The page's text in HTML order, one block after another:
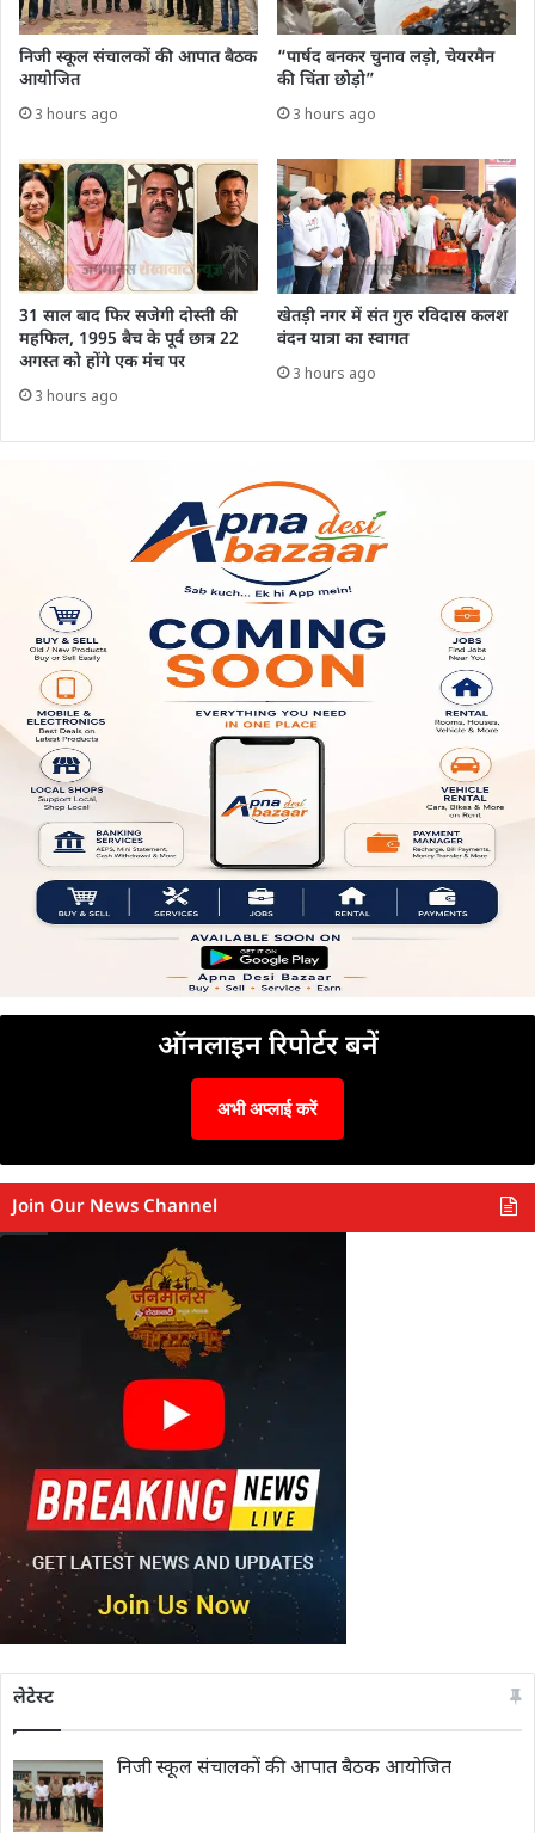
निजी स्कूल संचालकों की आपात बैठक
आयोजित
3 hours ago
“पार्षद बनकर चुनाव लड़ो, चेयरमैन
की चिंता छोड़ो”
3 hours ago
31 साल बाद फिर सजेगी दोस्ती की
महफिल, 1995 बैच के पूर्व छात्र 22
अगस्त को होंगे एक मंच पर
3 hours ago
खेतड़ी नगर में संत गुरु रविदास कलश
वंदन यात्रा का स्वागत
3 hours ago
ऑनलाइन रिपोर्टर बनें
अभी अप्लाई करें
Join Our News Channel
लेटेस्ट
निजी स्कूल संचालकों की आपात बैठक आयोजित